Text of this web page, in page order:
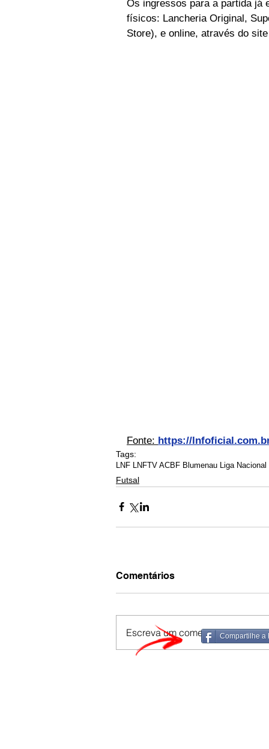
Os ingressos para a partida já
físicos: Lancheria Original,
Store), e online, através do site
Fonte: https://
Tags:
LNF LNFTV ACBF Blumenau Liga
Futsal
Comentários
Escreva um comentárioCompartilhe a